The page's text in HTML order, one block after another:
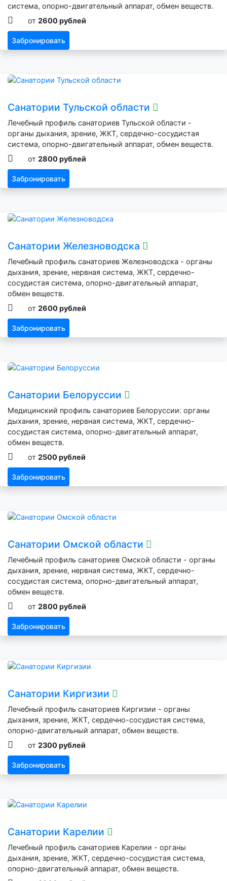
система, опорно-двигательный аппарат, обмен веществ.
от 2600 рублей
Забронировать
Санатории Тульской области
Лечебный профиль санаториев Тульской области -
органы дыхания, зрение, ЖКТ, сердечно-сосудистая
система, опорно-двигательный аппарат, обмен веществ.
от 2800 рублей
Забронировать
Санатории Железноводска
Лечебный профиль санаториев Железноводска - органы
дыхания, зрение, нервная система, ЖКТ, сердечно-
сосудистая система, опорно-двигательный аппарат,
обмен веществ.
от 2600 рублей
Забронировать
Санатории Белоруссии
Медицинский профиль санаториев Белоруссии: органы
дыхания, зрение, нервная система, ЖКТ, сердечно-
сосудистая система, опорно-двигательный аппарат,
обмен веществ.
от 2500 рублей
Забронировать
Санатории Омской области
Лечебный профиль санаториев Омской области - органы
дыхания, зрение, нервная система, ЖКТ, сердечно-
сосудистая система, опорно-двигательный аппарат,
обмен веществ.
от 2800 рублей
Забронировать
Санатории Киргизии
Лечебный профиль санаториев Киргизии - органы
дыхания, зрение, ЖКТ, сердечно-сосудистая система,
опорно-двигательный аппарат, обмен веществ.
от 2300 рублей
Забронировать
Санатории Карелии
Лечебный профиль санаториев Карелии - органы
дыхания, зрение, ЖКТ, сердечно-сосудистая система,
опорно-двигательный аппарат, обмен веществ.